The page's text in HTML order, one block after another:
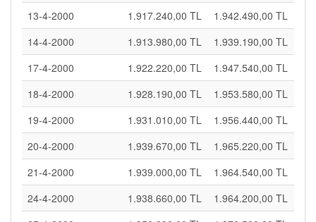
13-4-2000
1.917.240,00 TL
1.942.490,00 TL
14-4-2000
1.913.980,00 TL
1.939.190,00 TL
17-4-2000
1.922.220,00 TL
1.947.540,00 TL
18-4-2000
1.928.190,00 TL
1.953.580,00 TL
19-4-2000
1.931.010,00 TL
1.956.440,00 TL
20-4-2000
1.939.670,00 TL
1.965.220,00 TL
21-4-2000
1.939.000,00 TL
1.964.540,00 TL
24-4-2000
1.938.660,00 TL
1.964.200,00 TL